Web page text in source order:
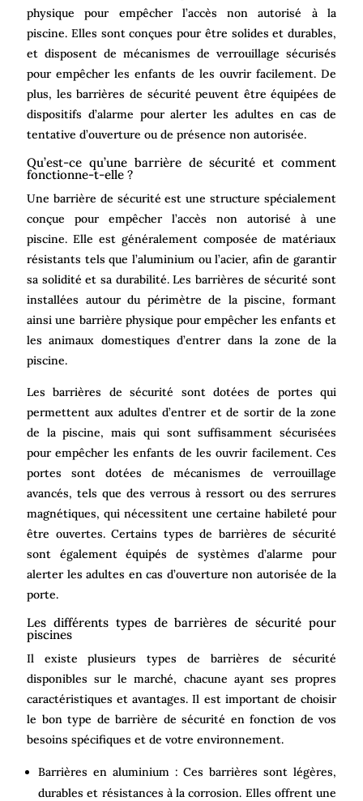
physique pour empêcher l’accès non autorisé à la
piscine. Elles sont conçues pour être solides et durables,
et disposent de mécanismes de verrouillage sécurisés
pour empêcher les enfants de les ouvrir facilement. De
plus, les barrières de sécurité peuvent être équipées de
dispositifs d’alarme pour alerter les adultes en cas de
tentative d’ouverture ou de présence non autorisée.
Qu’est-ce qu’une barrière de sécurité et comment
fonctionne-t-elle ?
Une barrière de sécurité est une structure spécialement
conçue pour empêcher l’accès non autorisé à une
piscine. Elle est généralement composée de matériaux
résistants tels que l’aluminium ou l’acier, afin de garantir
sa solidité et sa durabilité. Les barrières de sécurité sont
installées autour du périmètre de la piscine, formant
ainsi une barrière physique pour empêcher les enfants et
les animaux domestiques d’entrer dans la zone de la
piscine.
Les barrières de sécurité sont dotées de portes qui
permettent aux adultes d’entrer et de sortir de la zone
de la piscine, mais qui sont suffisamment sécurisées
pour empêcher les enfants de les ouvrir facilement. Ces
portes sont dotées de mécanismes de verrouillage
avancés, tels que des verrous à ressort ou des serrures
magnétiques, qui nécessitent une certaine habileté pour
être ouvertes. Certains types de barrières de sécurité
sont également équipés de systèmes d’alarme pour
alerter les adultes en cas d’ouverture non autorisée de la
porte.
Les différents types de barrières de sécurité pour
piscines
Il existe plusieurs types de barrières de sécurité
disponibles sur le marché, chacune ayant ses propres
caractéristiques et avantages. Il est important de choisir
le bon type de barrière de sécurité en fonction de vos
besoins spécifiques et de votre environnement.
Barrières en aluminium : Ces barrières sont légères,
durables et résistances à la corrosion. Elles offrent une